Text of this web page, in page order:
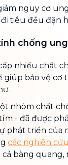
nguy cơ
tiêu đều đặn
chống
nhiều chất
giúp bảo vệ cơ
nhóm chất
- đã được
phát triển của
các nghiên
cả bàng